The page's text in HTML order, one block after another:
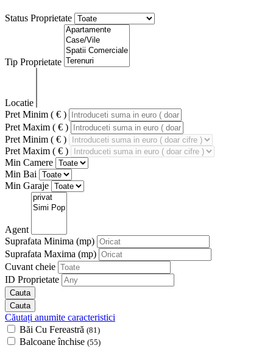
Status Proprietate
Tip Proprietate
Locatie
Pret Minim ( € )
Pret Maxim ( € )
Pret Minim ( € )
Pret Maxim ( € )
Min Camere
Min Bai
Min Garaje
Agent
Suprafata Minima (mp)
Suprafata Maxima (mp)
Cuvant cheie
ID Proprietate
Căutați anumite caracteristici
Băi Cu Fereastră (81)
Balcoane închise (55)